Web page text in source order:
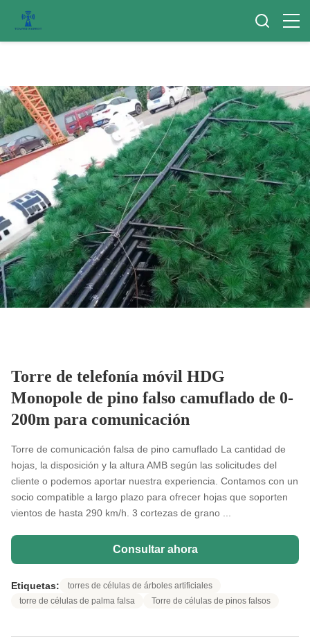
Torre de telefonía móvil HDG
Monopole de pino falso camuflado de 0-
200m para comunicación
Torre de comunicación falsa de pino camuflado La cantidad de
hojas, la disposición y la altura AMB según las solicitudes del
cliente o podemos aportar nuestra experiencia. Contamos con un
socio compatible a largo plazo para ofrecer hojas que soporten
vientos de hasta 290 km/h. 3 cortezas de grano ...
Consultar ahora
Etiquetas:
torres de células de árboles artificiales
torre de células de palma falsa
Torre de células de pinos falsos